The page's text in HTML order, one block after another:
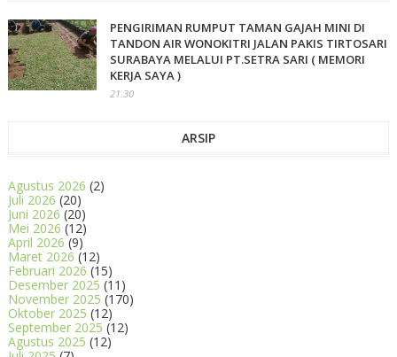
PENGIRIMAN RUMPUT TAMAN GAJAH MINI DI
TANDON AIR WONOKITRI JALAN PAKIS TIRTOSARI
SURABAYA MELALUI PT.SETRA SARI ( MEMORI
KERJA SAYA )
21.30
ARSIP
Agustus 2026 (2)
Juli 2026 (20)
Juni 2026 (20)
Mei 2026 (12)
April 2026 (9)
Maret 2026 (12)
Februari 2026 (15)
Desember 2025 (11)
November 2025 (170)
Oktober 2025 (12)
September 2025 (12)
Agustus 2025 (12)